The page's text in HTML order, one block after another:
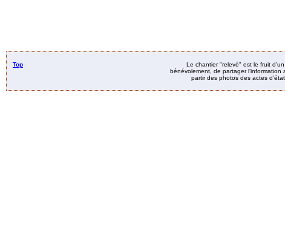
Top
Le chantier "relevé" est le fruit
bénévolement, de partager
partir des photos des actes